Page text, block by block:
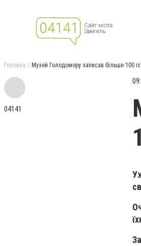
Головна Музей Голодомору записав більше 100
04141